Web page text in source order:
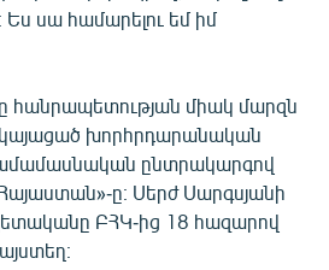
սա համարելու եմ իմ
հանրապետության միակ մարզն
կայացած խորհրդարանական
ընտրակարգով
ը։ Սերժ Սարգսյանի
ԲՀԿ-ից 18 հազարով